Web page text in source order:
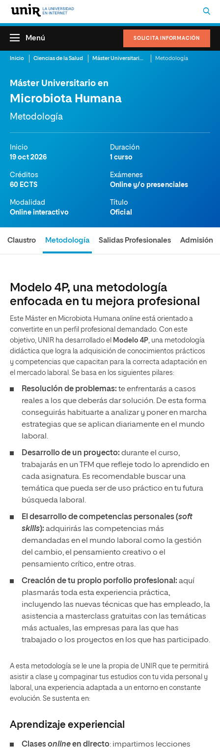
SOLICITA INFORMACIÓN
Menú
Inicio Ciencias de la Salud Máster Universitario en Microbiota Humana Metodología
Máster Universitario en
Microbiota Humana
Metodología
Inicio
19 oct 2026
Duración
1 curso
Créditos
60 ECTS
Exámenes
Online y/o presenciales
Modalidad
Online interactivo
Título
Oficial
Claustro Metodología Salidas Profesionales Admisión
Modelo 4P, una metodología
enfocada en tu mejora profesional
Este Máster en Microbiota Humana online está orientado a
convertirte en un perfil profesional demandado. Con este
objetivo, UNIR ha desarrollado el Modelo 4P, una metodología
didáctica que logra la adquisición de conocimientos prácticos
y competencias que capacitan para la correcta adaptación en
el mercado laboral. Se basa en los siguientes pilares:
Resolución de problemas: te enfrentarás a casos
reales a los que deberás dar solución. De esta forma
conseguirás habituarte a analizar y poner en marcha
estrategias que se aplican diariamente en el mundo
laboral.
Desarrollo de un proyecto: durante el curso,
trabajarás en un TFM que refleje todo lo aprendido en
cada asignatura. Es recomendable buscar una
temática que pueda ser de uso práctico en tu futura
búsqueda laboral.
El desarrollo de competencias personales (soft
skills): adquirirás las competencias más
demandadas en el mundo laboral como la gestión
del cambio, el pensamiento creativo o el
pensamiento crítico, entre otras.
Creación de tu propio porfolio profesional: aquí
plasmarás toda esta experiencia práctica,
incluyendo las nuevas técnicas que has empleado, la
asistencia a masterclass gratuitas con las temáticas
más actuales, las empresas para las que has
trabajado o los proyectos en los que has participado.
A esta metodología se le une la propia de UNIR que te permitirá
asistir a clase y compaginar tus estudios con tu vida personal y
laboral, una experiencia adaptada a un entorno en constante
evolución. Se sustenta en:
Aprendizaje experiencial
Clasesonlineen directo: impartimos lecciones